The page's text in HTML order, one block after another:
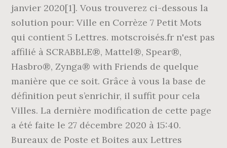
janvier 2020[1]. Vous trouverez ci-dessous la
solution pour: Ville en Corrèze 7 Petit Mots
qui contient 5 Lettres. motscroisés.fr n'est pas
affilié à SCRABBLE®, Mattel®, Spear®,
Hasbro®, Zynga® with Friends de quelque
manière que ce soit. Grâce à vous la base de
définition peut s’enrichir, il suffit pour cela
Villes. La dernière modification de cette page
a été faite le 27 décembre 2020 à 15:40.
Bureaux de Poste et Boites aux Lettres